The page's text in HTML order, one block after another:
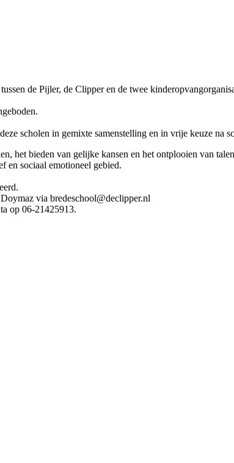
de Pijler, de Clipper en de twee
scholen in gemixte samenstelling en in vrije keuze na
het bieden van gelijke kansen en het ontplooien van
sociaal emotioneel gebied.
via bredeschool@declipper.nl
op 06-21425913.